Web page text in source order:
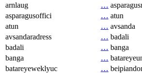
arnlaug
…
asparagusoffici
… atun
atun
… avsanda
avsandaradress
… badali
badali
… banga
banga
…
batareyeweklyuc
…